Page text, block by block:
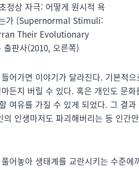
정상 자극: 어떻게 원시적 욕
가 (Supernormal Stimuli:
Their Evolutionary
판사(2010, 오른쪽)
어가면 이야기가 달라진다. 기본적
든지 버릴 수 있다. 혹은 개인도 문
여유를 가질 수 있게 되었다. 그 결
인생마저도 파괴해버리는 등 인간
어놓아 생태계를 교란시키는 수준에